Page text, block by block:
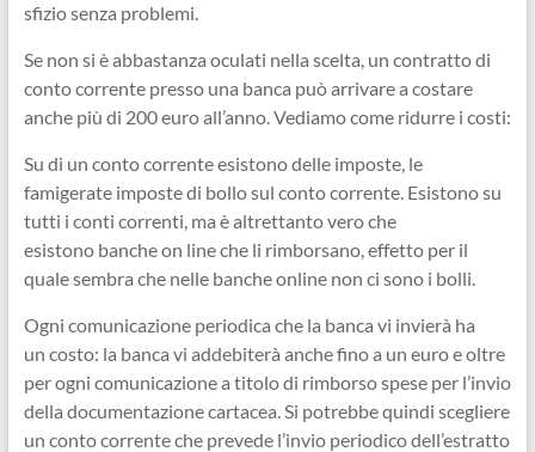
sfizio senza problemi.
Se non si è abbastanza oculati nella scelta, un contratto di
conto corrente presso una banca può arrivare a costare
anche più di 200 euro all’anno. Vediamo come ridurre i costi:
Su di un conto corrente esistono delle imposte, le
famigerate imposte di bollo sul conto corrente. Esistono su
tutti i conti correnti, ma è altrettanto vero che
esistono banche on line che li rimborsano, effetto per il
quale sembra che nelle banche online non ci sono i bolli.
Ogni comunicazione periodica che la banca vi invierà ha
un costo: la banca vi addebiterà anche fino a un euro e oltre
per ogni comunicazione a titolo di rimborso spese per l’invio
della documentazione cartacea. Si potrebbe quindi scegliere
un conto corrente che prevede l’invio periodico dell’estratto